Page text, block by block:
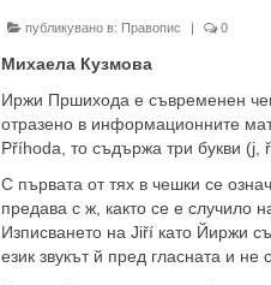
публикувано в: Правопис | 0
Михаела Кузмова
Иржи Пршихода е съвременен
отразено в информационните
Příhoda, то съдържа три букви (j,
С първата от тях в чешки се
предава с ж, както се e случило
Изписването на Jiří като Йиржи
език звукът й пред гласната и не